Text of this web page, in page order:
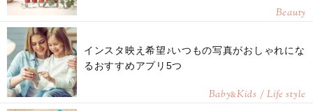
Beauty
インスタ映え希望♪いつもの写真がおしゃれにな
るおすすめアプリ5つ
Baby&Kids / Life style